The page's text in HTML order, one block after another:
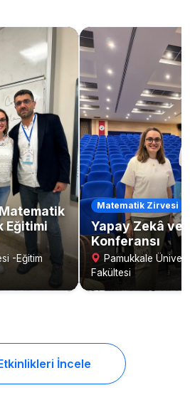
Eğitimi
-Eğitim
Matematik Zirvesi
Yapay Zekâ ve
Konferansı
Pamukkale
Fakültesi
İncele